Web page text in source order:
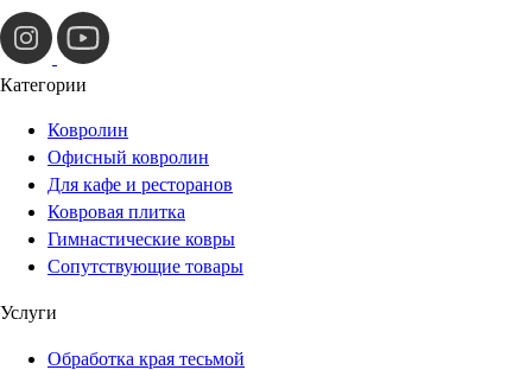
Категории
Ковролин
Офисный ковролин
Для кафе и ресторанов
Ковровая плитка
Гимнастические ковры
Сопутствующие товары
Услуги
Обработка края тесьмой